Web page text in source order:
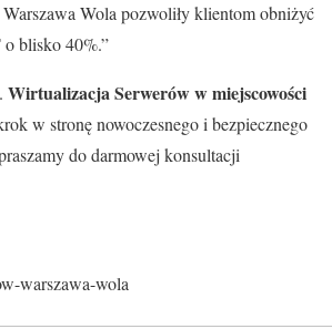
Wola pozwoliły klientom obniżyć
blisko 40%.”
Wirtualizacja Serwerów w miejscowości
w stronę nowoczesnego i bezpiecznego
do darmowej konsultacji
warszawa-wola